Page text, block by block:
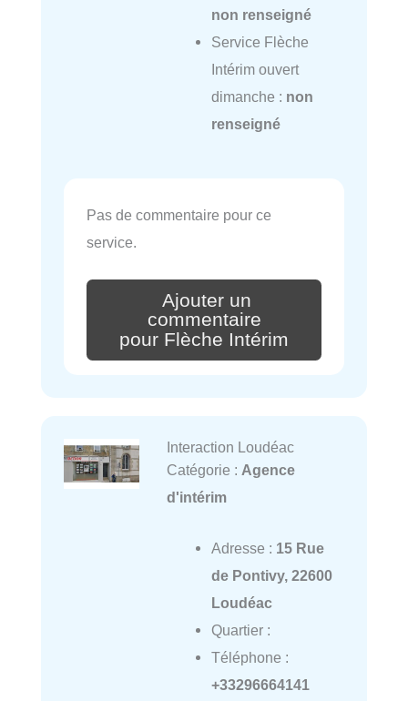
non renseigné
Service Flèche
Intérim ouvert
dimanche : non
renseigné
Pas de commentaire pour ce
service.
Ajouter un
commentaire
pour Flèche Intérim
Interaction Loudéac
Catégorie : Agence
d'intérim
Adresse : 15 Rue
de Pontivy, 22600
Loudéac
Quartier :
Téléphone :
+33296664141